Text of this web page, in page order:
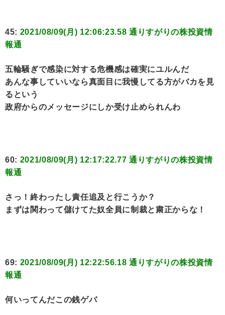
45: 2021/08/09(月) 12:06:23.58 通りすがりの株投資情
報通
五輪騒ぎで感染に対する危機感は確実にユルんだ
あんな事していいなら真面目に我慢してる方がバカを見
るという
政府からのメッセージにしか受け止められんわ
60: 2021/08/09(月) 12:17:22.77 通りすがりの株投資情
報通
さっ！終わったし責任追及と行こうか？
まずは関わって儲けてた奴全員に制裁と粛正からな！
69: 2021/08/09(月) 12:22:56.18 通りすがりの株投資情
報通
何いってんだこの銭ゲバ